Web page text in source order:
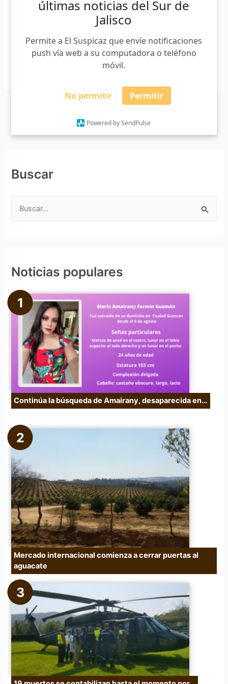
últimas noticias del Sur de
Jalisco
Permite a El Suspicaz que envíe notificaciones
push vía web a su computadora o teléfono
móvil.
No permitir Permitir
Powered by SendPulse
filtros sanitarios iban cargados con maletas, mascotas,
Buscar
a
o
Noticias populares
Continúa la búsqueda de Amairany, desaparecida en…
Mercado internacional comienza a cerrar puertas al
aguacate